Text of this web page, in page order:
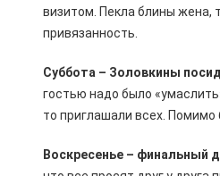
визитом. Пекла блины жена,
привязанность.
Суббота – Золовкины
гостью надо было
то приглашали всех. Помимо
Воскресенье – финальный